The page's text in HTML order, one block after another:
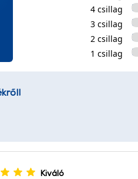
4 csillag
3 csillag
2 csillag
1 csillag
Kiváló